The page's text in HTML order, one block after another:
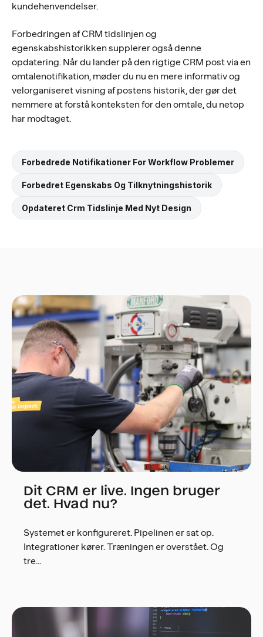
kundehenvendelser.
Forbedringen af CRM tidslinjen og
egenskabshistorikken supplerer også denne
opdatering. Når du lander på den rigtige CRM post via en
omtalenotifikation, møder du nu en mere informativ og
velorganiseret visning af postens historik, der gør det
nemmere at forstå konteksten for den omtale, du netop
har modtaget.
Forbedrede Notifikationer For Workflow Problemer
Forbedret Egenskabs Og Tilknytningshistorik
Opdateret Crm Tidslinje Med Nyt Design
Dit CRM er live. Ingen bruger
det. Hvad nu?
Systemet er konfigureret. Pipelinen er sat op.
Integrationer kører. Træningen er overstået. Og
tre...